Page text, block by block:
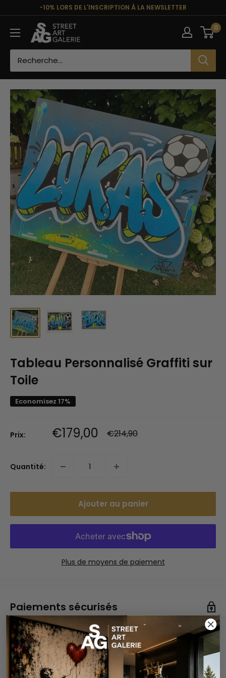
contenu
-10% LORS DE L'INSCRIPTION À LA NEWSLETTER
Street
Art
0
Tableau Personnalisé Graffiti sur
Toile
Economisez 17%
Prix: Prix
réduit
€179,00 Prix
normal
€214,90
Quantité:
Ajouter au panier
Plus de moyens de paiement
Paiements sécurisés
Vos informations de paiement sont gérées de manière